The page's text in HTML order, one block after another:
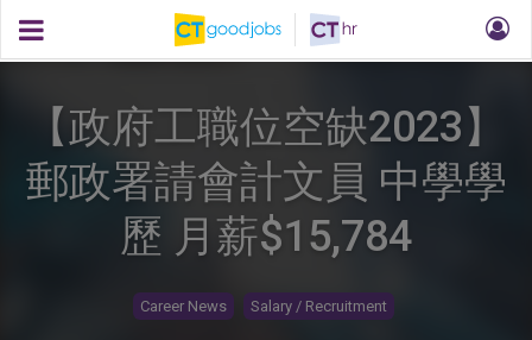
【政府工職位空缺2023】
郵政署請會計文員 中學學
歷 月薪$15,784
Career News Salary / Recruitment